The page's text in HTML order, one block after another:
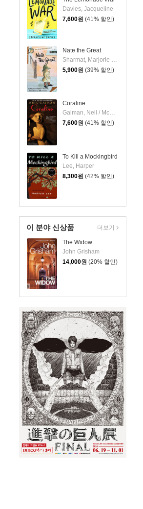
Davies, Jacqueline
7,600원 (41% 할인)
Nate the Great
Sharmat, Marjorie Weinman / Simont, Marc
5,900원 (39% 할인)
Coraline
Gaiman, Neil / McKean, Dave
7,600원 (41% 할인)
To Kill a Mockingbird
Lee, Harper
8,300원 (42% 할인)
이 분야 신상품
The Widow
John Grisham
14,000원 (20% 할인)
더보기